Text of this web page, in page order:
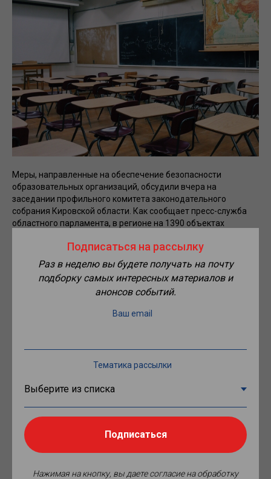
Меры, направленные на обеспечение безопасности
образовательных организаций, обсудили вчера на
заседании профильного комитета законодательного
собрания Кировской области. Как сообщает пресс-служба
областного парламента, в регионе на 1390 объектах
объекты категорированы. В текущем году на мероприятия
по обеспечению безопасности в 30 образовательных
учреждениях выделено 29,7 млн рублей.
По мнению специалистов, вопрос обеспечения школ
физической охраной является ключевым. Как сообщила в
рекомендовано при формировании областного бюджета на
2023 год и на плановый период 2024 и 2025 годов
предусмотреть средства для обеспечения комплексной
безопасности образовательных организаций. Профильным
ведомствам и органами местного самоуправления поручено
продолжить работу по обеспечению антитеррористической
Подписаться на рассылку
Раз в неделю вы будете получать на почту
подборку самых интересных материалов и
анонсов событий.
Ваш email
Тематика рассылки
Подписаться
Нажимая на кнопку, вы даете согласие на обработку